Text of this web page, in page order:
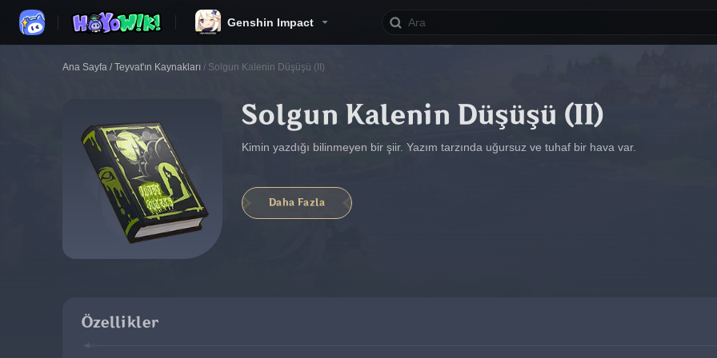
Genshin Impact
Ana Sayfa / Teyvat'ın Kaynakları / Solgun Kalenin Düşüşü (II)
Solgun Kalenin Düşüşü (II)
Kimin yazdığı bilinmeyen bir şiir. Yazım tarzında uğursuz ve tuhaf bir hava var.
Daha Fazla
Özellikler